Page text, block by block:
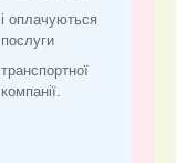
і оплачуються
послуги
транспортної
компанії.